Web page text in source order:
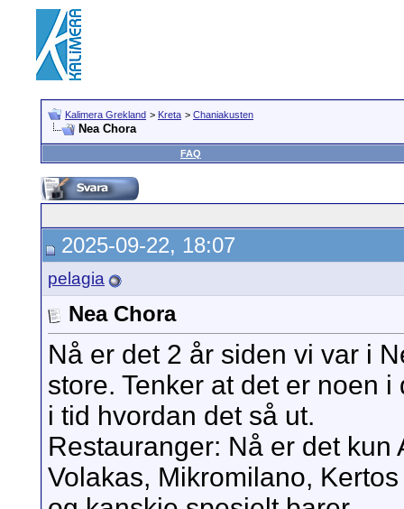
Kalimera Grekland > Kreta > Chaniakusten
Nea Chora
FAQ
2025-09-22, 18:07
pelagia
Nea Chora
Nå er det 2 år siden vi var i
store. Tenker at det er noen
i tid hvordan det så ut.
Restauranger: Nå er det
Volakas, Mikromilano,